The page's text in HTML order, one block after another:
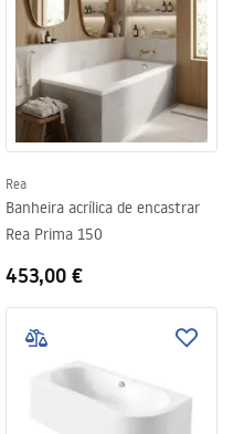
Rea
Banheira acrílica de encastrar
Rea Prima 150
453,00 €